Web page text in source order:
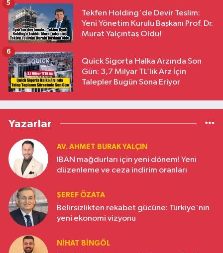
Tekfen Holding'de Devir Teslim:
Yeni Yönetim Kurulu Başkanı Prof. Dr.
Murat Yalçıntaş Oldu!
5
Quick Sigorta Halka Arzında Son
Gün: 3,7 Milyar TL’lik Arz İçin
Talepler Bugün Sona Eriyor
6
Yazarlar
AV. AHMET BURAK YALÇIN
IBAN mağdurları için yeni dönem! Yeni
düzenleme ve ceza indirim oranları
ŞEREF ÖZATA
Belirsizlikten rekabet gücüne: Türkiye'nin
yeni ekonomi vizyonu
NIHAT BINGÖL